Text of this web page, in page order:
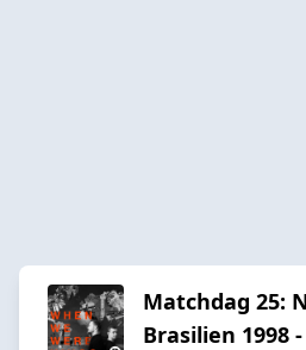
Matchdag 25:
Brasilien 1998